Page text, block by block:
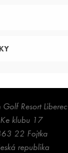
Golf Resort Liberec
Ke klubu 17
22 Fojtka
republika